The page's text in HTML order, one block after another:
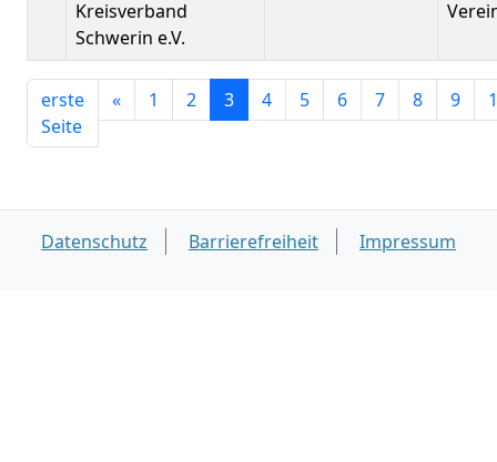
Kreisverband
Schwerin e.V.
erste
Seite
« 1 2 3 4 5 6 7 8 9
Datenschutz Barrierefreiheit Impressum